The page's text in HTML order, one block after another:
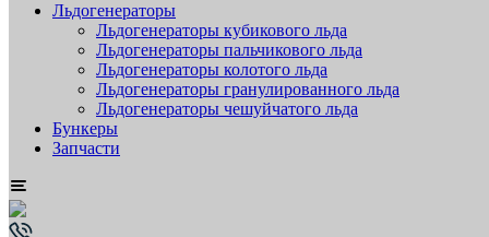
Льдогенераторы
Льдогенераторы кубикового льда
Льдогенераторы пальчикового льда
Льдогенераторы колотого льда
Льдогенераторы гранулированного льда
Льдогенераторы чешуйчатого льда
Бункеры
Запчасти